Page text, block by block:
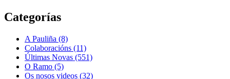
Categorías
A Pauliña (8)
Colaboracións (11)
Últimas Novas (551)
O Ramo (5)
Os nosos videos (32)